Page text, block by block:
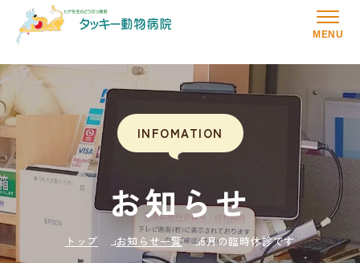
MENU
INFOMATION
お知らせ
トップ お知らせ一覧 6月の臨時休診です